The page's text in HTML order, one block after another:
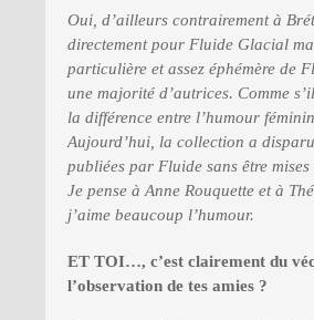
Oui, d’ailleurs contrairement à
directement pour Fluide Glacial
particulière et assez éphémère de
une majorité d’autrices. Comme
la différence entre l’humour
Aujourd’hui, la collection a disparu
publiées par Fluide sans être
Je pense à Anne Rouquette et à
j’aime beaucoup l’humour.
ET TOI…, c’est clairement du
l’observation de tes amies ?